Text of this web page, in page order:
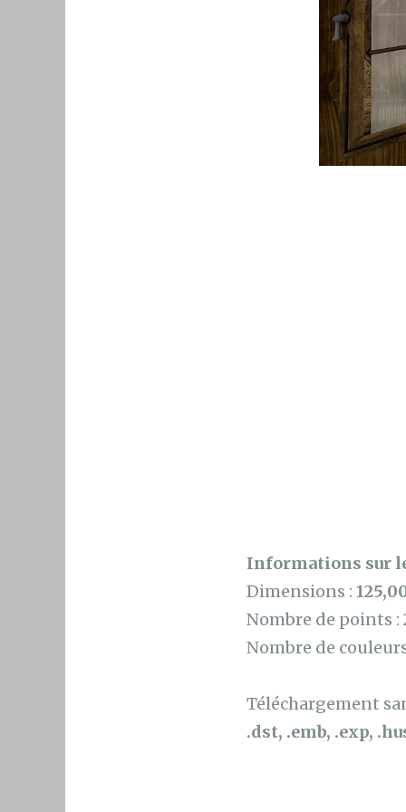
Informations sur
Dimensions :
Nombre de points :
Nombre de
Téléchargement
.dst, .emb, .exp,